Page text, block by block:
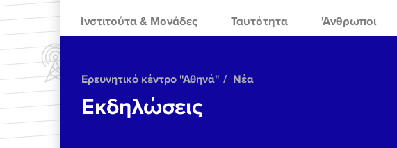
Ινστιτούτα & Μονάδες Ταυτότητα 'Ανθρωποι
Ερευνητικό κέντρο "Αθηνά" Νέα
Εκδηλώσεις